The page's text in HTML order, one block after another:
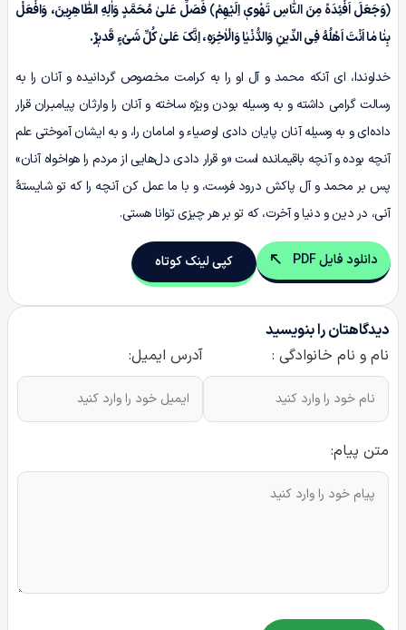
﴿وَجَعَلَ اَفْئِدَهً مِنَ النّٰاسِ تَهْویٖ اِلَیْهِمْ﴾ فَصَلِّ عَلیٰ مُحَمَّدٍ وَاٰلِهِ الطّٰاهِرِینَ، وَافْعَلْ
بِنٰا مٰا اَنْتَ اَهْلُهُ فِی الدِّینِ وَالدُّنْیٰا وَالْاٰخِرَهِ، اِنَّکَ عَلیٰ کُلِّ شَیْءٍ قَدیٖرٌ.
خداوندا، ای آنکه محمد و آل او را به کرامت مخصوص گردانیده و آنان را به
رسالت گرامی داشته و به وسیله بودن ویژە ساخته و آنان را وارثان پیامبـران قرار
داده‌ای و به وسیله آنان پایان دادی اوصیاء و امامان را، و به ایشان آموختی علم
آنچه بوده و آنچه باقیمانده است «و قرار دادی دل‌هایی از مردم را هواخواه آنان»
پس بر محمد و آل پاکش درود فرست، و با ما عمل کن آنچه را که تو شایستۀ
آنی، در دین و دنیا و آخرت، که تو بر هر چیزی توانا هستی.
دانلود فایل PDF کپی لینک کوتاه
دیدگاهتان را بنویسید
نام و نام خانوادگی :
آدرس ایمیل:
متن پیام: